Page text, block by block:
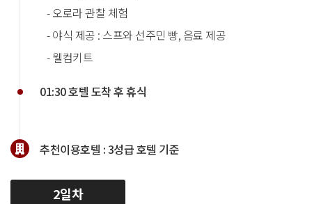
- 오로라 관찰 체험
- 야식 제공 : 스프와 선주민 빵, 음료 제공
- 웰컴키트
01:30 호텔 도착 후 휴식
추천이용호텔 :3성급 호텔 기준
2일차